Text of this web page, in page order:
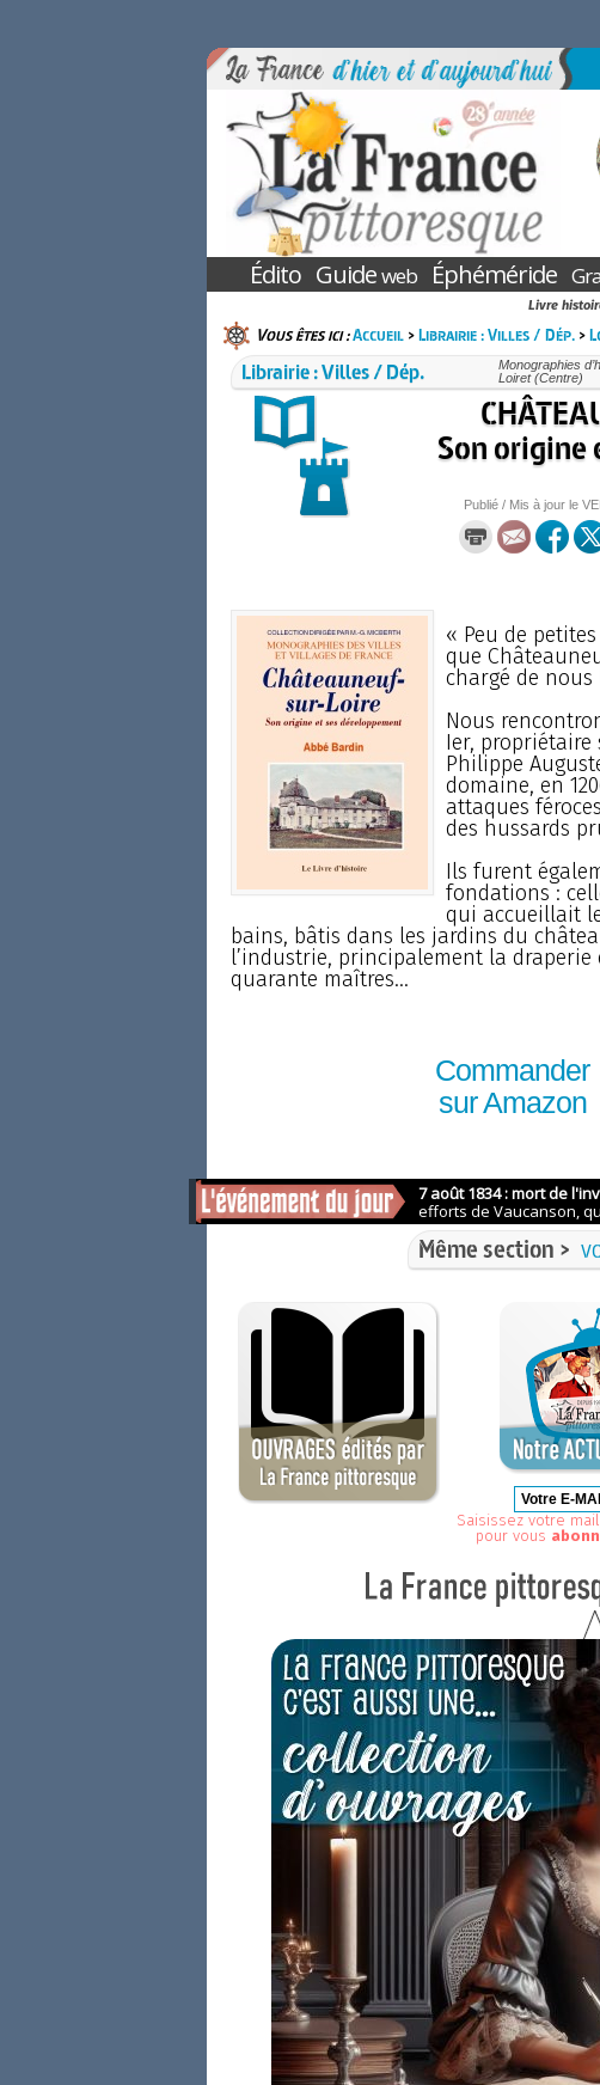
Édito Guideweb Éphéméride
Livre
Vous êtes ici :Accueil>Librairie : Villes / Dép.>
Librairie : Villes / Dép.
Monographies
Loiret (Centre)
Son origine
Publié / Mis à jour le
« Peu de
que
chargé de nous
Nous
Ier, propriétaire
Philippe
domaine, en
attaques
des hussards
Ils furent
fondations :
qui accueillait
bains, bâtis dans les jardins du
l’industrie, principalement la
quarante maîtres...
Commander
sur Amazon
Même section >
Saisissez votre
pour vous